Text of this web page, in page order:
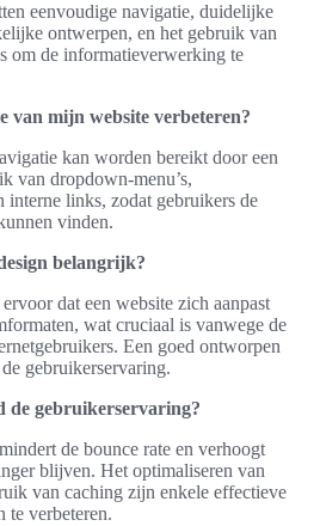
eenvoudige navigatie, duidelijke
ontwerpen, en het gebruik van
om de informatieverwerking te
van mijn website verbeteren?
kan worden bereikt door een
van dropdown-menu’s,
interne links, zodat gebruikers de
vinden.
belangrijk?
dat een website zich aanpast
wat cruciaal is vanwege de
Een goed ontworpen
gebruikerservaring.
de gebruikerservaring?
de bounce rate en verhoogt
blijven. Het optimaliseren van
van caching zijn enkele effectieve
te verbeteren.